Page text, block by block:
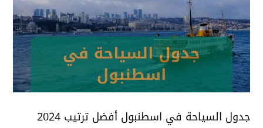
جدول السياحة في اسطنبول أفضل ترتيب 2024